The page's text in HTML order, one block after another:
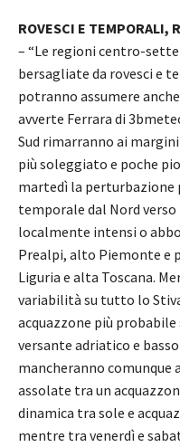
ROVESCI E TEMPORALI,
– “Le regioni centro-
bersagliate da rovesci e
potranno assumere
avverte Ferrara di
Sud rimarranno ai
più soleggiato e poche
martedì la perturbazione
temporale dal Nord
localmente intensi o
Prealpi, alto Piemonte e
Liguria e alta Toscana.
variabilità su tutto lo
acquazzone più
versante adriatico e
mancheranno comunque
assolate tra un
dinamica tra sole e
mentre tra venerdì e